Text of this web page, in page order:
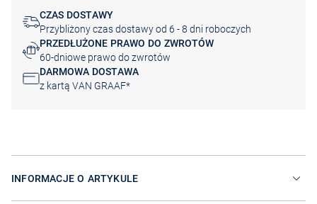
CZAS DOSTAWY
Przybliżony czas dostawy od 6 - 8 dni roboczych
PRZEDŁUŻONE PRAWO DO ZWROTÓW
60-dniowe prawo do zwrotów
DARMOWA DOSTAWA
z kartą VAN GRAAF*
INFORMACJE O ARTYKULE